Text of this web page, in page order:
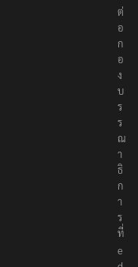
ต่
อ
ก
อ
ง
บ
ร
ร
ณ
า
ธิ
ก
า
ร
ที่
e